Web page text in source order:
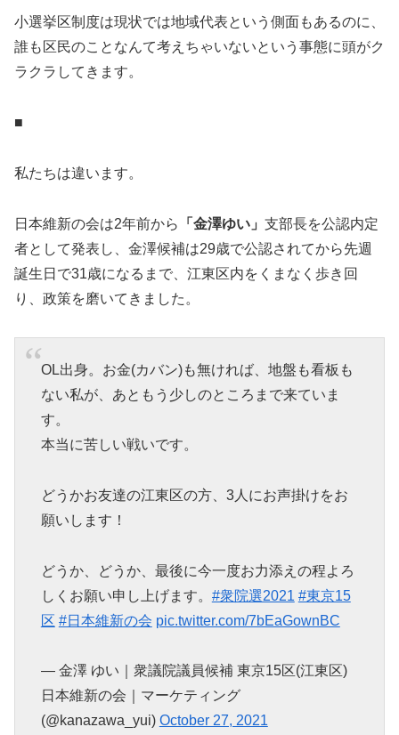
小選挙区制度は現状では地域代表という側面もあるのに、
誰も区民のことなんて考えちゃいないという事態に頭がク
ラクラしてきます。
■
私たちは違います。
日本維新の会は2年前から 「金澤ゆい」 支部長を公認内定
者として発表し、金澤候補は29歳で公認されてから先週
誕生日で31歳になるまで、江東区内をくまなく歩き回
り、政策を磨いてきました。
OL出身。お金(カバン)も無ければ、地盤も看板も
ない私が、あともう少しのところまで来ていま
す。
本当に苦しい戦いです。
どうかお友達の江東区の方、3人にお声掛けをお
願いします！
どうか、どうか、最後に今一度お力添えの程よろ
しくお願い申し上げます。 #衆院選2021 #東京15
区 #日本維新の会 pic.twitter.com/7bEaGownBC
— 金澤 ゆい｜衆議院議員候補 東京15区(江東区)
日本維新の会｜マーケティング
(@kanazawa_yui) October 27, 2021